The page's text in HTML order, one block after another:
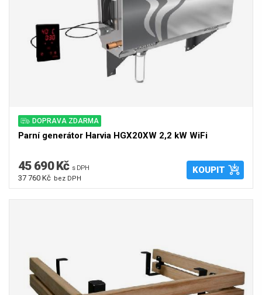
DOPRAVA ZDARMA
Parní generátor Harvia HGX20XW 2,2 kW WiFi
45 690 Kč s DPH
37 760 Kč bez DPH
KOUPIT